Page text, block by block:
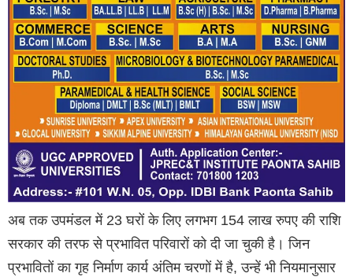
अब तक उपमंडल में 23 घरों के लिए लगभग 154 लाख रुपए की राशि
सरकार की तरफ से प्रभावित परिवारों को दी जा चुकी है। जिन
प्रभावितों का गृह निर्माण कार्य अंतिम चरणों में है, उन्हें भी नियमानुसार